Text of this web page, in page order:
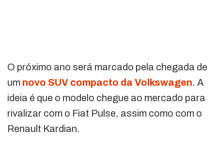
O próximo ano será marcado pela chegada de
um novo SUV compacto da Volkswagen. A
ideia é que o modelo chegue ao mercado para
rivalizar com o Fiat Pulse, assim como com o
Renault Kardian.